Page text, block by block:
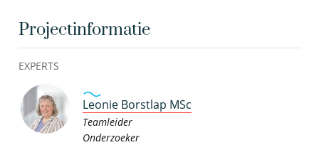
Projectinformatie
EXPERTS
Leonie Borstlap MSc
Teamleider
Onderzoeker